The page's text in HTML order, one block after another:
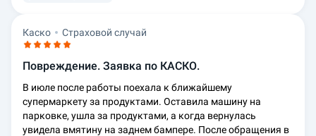
Каско Страховой случай
Повреждение. Заявка по КАСКО.
В июле после работы поехала к ближайшему
супермаркету за продуктами. Оставила машину на
парковке, ушла за продуктами, а когда вернулась
увидела вмятину на заднем бампере. После обращения в